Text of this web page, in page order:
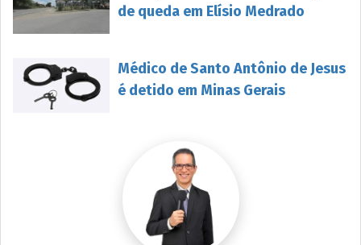
de queda em Elísio Medrado
Médico de Santo Antônio de Jesus
é detido em Minas Gerais